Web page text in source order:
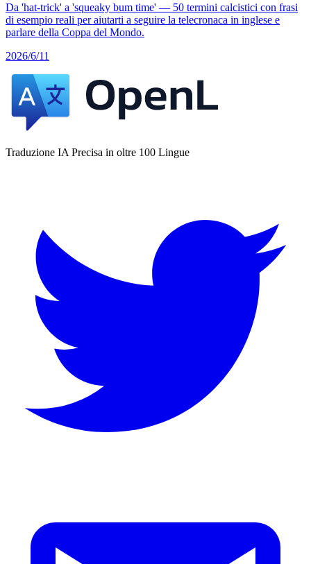
Da 'hat-trick' a 'squeaky bum time' — 50 termini calcistici con frasi
di esempio reali per aiutarti a seguire la telecronaca in inglese e
parlare della Coppa del Mondo.
2026/6/11
Traduzione IA Precisa in oltre 100 Lingue